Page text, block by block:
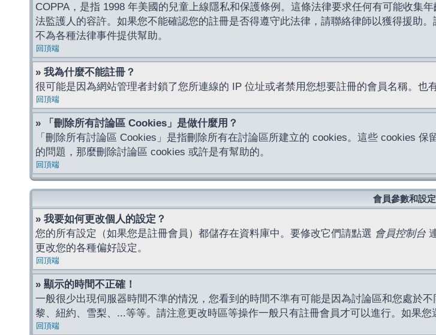
COPPA，是指 1998 年美國的兒童上線隱私和保護條例。這條法律要求任何有可能收集
法監護人的容許。如果您不能確認您的註冊是否得遵守此法律，請聯絡律師以獲得援助
不為各種法律事件提供幫助。
回頂端
» 我為什麼不能註冊？
很可能是因為網站管理者封鎖了您所連線的 IP 位址或者禁用您想要註冊的會員名稱。也
回頂端
» 「刪除所有討論區 Cookies」是做什麼用？
「刪除所有討論區 Cookies」是指刪除所有在討論區所建立的 cookies。這些 cookies
的問題，那麼刪除討論區 cookies 或許是有幫助的。
回頂端
會員參數和設定
» 我要如何更改個人的設定？
您的所有設定（如果您是註冊會員）都儲存在資料庫中。要修改它們請點選 會員控制台
更改您的各種偏好設定。
回頂端
» 顯示的時間不正確！
一般很少出現伺服器時間不準的情況，您看到的時間不準有可能是因為討論區和您處於
黎、紐約、雪梨、...等等。請注意更改時區等操作一般只有註冊會員才可以進行。如果您
回頂端